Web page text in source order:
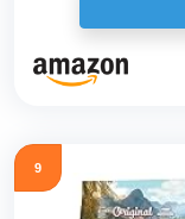
9